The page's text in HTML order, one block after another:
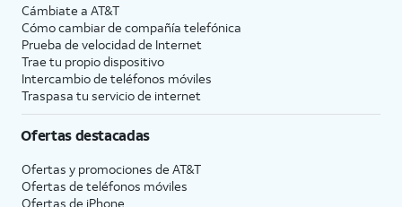
Cámbiate a AT&T
Cómo cambiar de compañía telefónica
Prueba de velocidad de Internet
Trae tu propio dispositivo
Intercambio de teléfonos móviles
Traspasa tu servicio de internet
Ofertas destacadas
Ofertas y promociones de AT&T
Ofertas de teléfonos móviles
Ofertas de iPhone